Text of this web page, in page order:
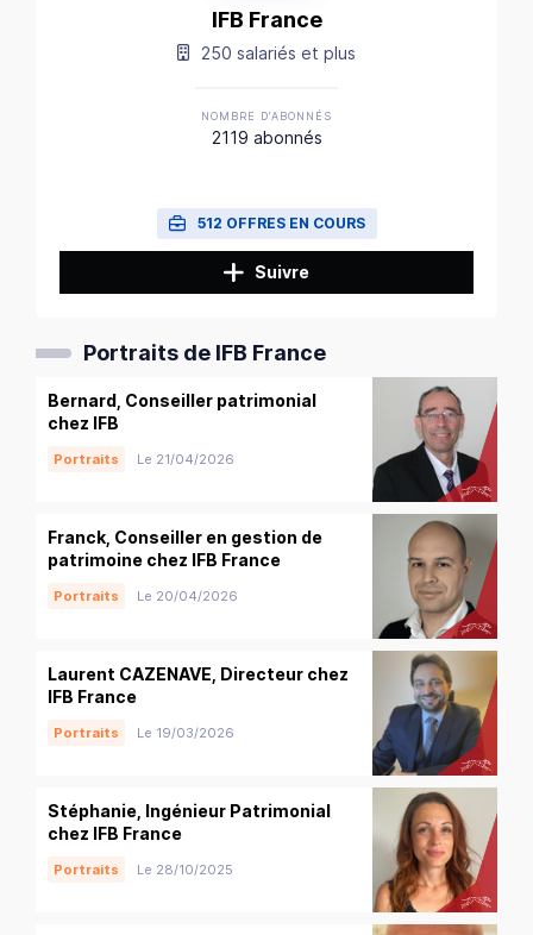
IFB France
250 salariés et plus
NOMBRE D'ABONNÉS
2119 abonnés
512 OFFRES EN COURS
Suivre
Portraits de IFB France
Bernard, Conseiller patrimonial
chez IFB
Portraits Le 21/04/2026
Franck, Conseiller en gestion de
patrimoine chez IFB France
Portraits Le 20/04/2026
Laurent CAZENAVE, Directeur chez
IFB France
Portraits Le 19/03/2026
Stéphanie, Ingénieur Patrimonial
chez IFB France
Portraits Le 28/10/2025